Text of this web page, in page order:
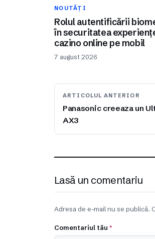
NOUTĂȚI
Rolul autentificării
în securitatea
cazino online pe mobil
7 august 2026
ARTICOLUL ANTERIOR
Panasonic creeaza un
AX3
Lasă un comentariu
Adresa de e-mail nu se publică.
Comentariul tău *